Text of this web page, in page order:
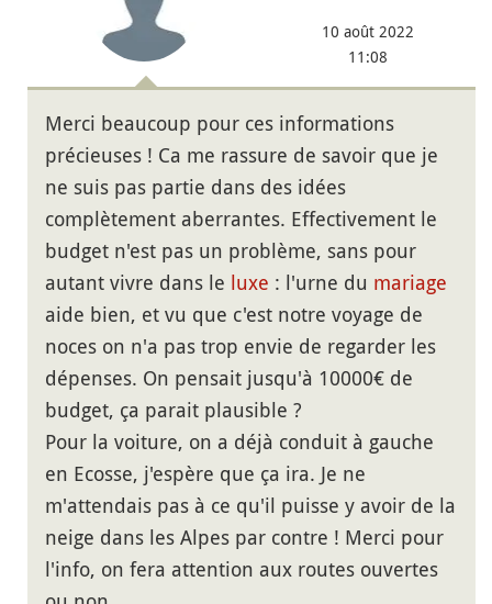
10 août 2022
11:08
Merci beaucoup pour ces informations
précieuses ! Ca me rassure de savoir que je
ne suis pas partie dans des idées
complètement aberrantes. Effectivement le
budget n'est pas un problème, sans pour
autant vivre dans le luxe : l'urne du mariage
aide bien, et vu que c'est notre voyage de
noces on n'a pas trop envie de regarder les
dépenses. On pensait jusqu'à 10000€ de
budget, ça parait plausible ?
Pour la voiture, on a déjà conduit à gauche
en Ecosse, j'espère que ça ira. Je ne
m'attendais pas à ce qu'il puisse y avoir de la
neige dans les Alpes par contre ! Merci pour
l'info, on fera attention aux routes ouvertes